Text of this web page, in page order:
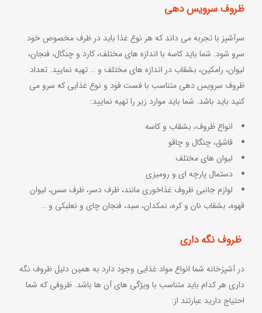
ظروف سرویس دهی
سرآشپز با تجربه می داند که هر نوع غذا باید در ظرف مخصوص خود
سرو شود. شما باید کاسه با اندازه های مختلف، کارد و چنگال، فنجان،
لیوان، رامکین، بشقاب در اندازه های مختلف و … تهیه نمایید. تعداد
ظروف سرویس دهی متناسب با فست فود و نوع غذایی که سرو می
کنید باید باشد. شما باید موارد زیر را تهیه نمایید:
انواع ظروف، بشقاب و کاسه
قاشق، چنگال و چاقو
لیوان های مختلف
دستمال پارچه ای و رومیزی
لوازم جانبی ظروف غذاخوری مانند، ظرف دسر، ظرف سس، لیوان
قهوه، بشقاب نان و کره، نمکدان، سبد، فنجان چای و نعلبکی و …
ظروف نگه داری
در آشپزخانه شما انواع مواد غذایی وجود دارد به همین دلیل ظروف نگه
داری هر کدام باید متناسب با ویژگی های آن ها باشد. ظروفی که شما
احتیاج دارید عبارتند از: